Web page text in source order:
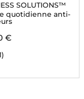
SOLUTIONS™
quotidienne anti-
€